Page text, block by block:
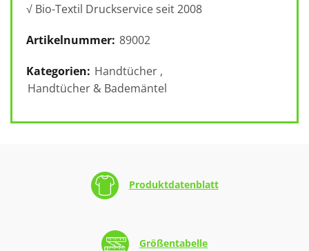
√ Bio-Textil Druckservice seit 2008
Artikelnummer: 89002
Kategorien: Handtücher ,
Handtücher & Bademäntel
Produktdatenblatt
Größentabelle